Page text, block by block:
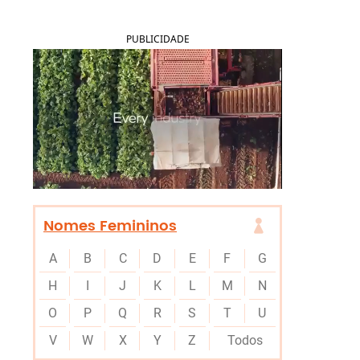
PUBLICIDADE
Nomes Femininos
A B C D E F
G
H
I J K L M
N
O
P Q R S T
U
V
W X Y Z Todos